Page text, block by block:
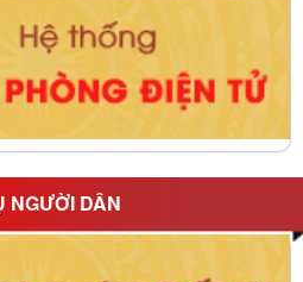
NGƯỜI DÂN